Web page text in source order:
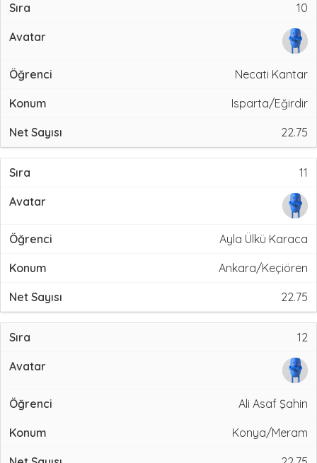
10
Necati Kantar
Isparta/Eğirdir
22.75
11
Ayla Ülkü Karaca
Ankara/Keçiören
22.75
12
Ali Asaf Şahin
Konya/Meram